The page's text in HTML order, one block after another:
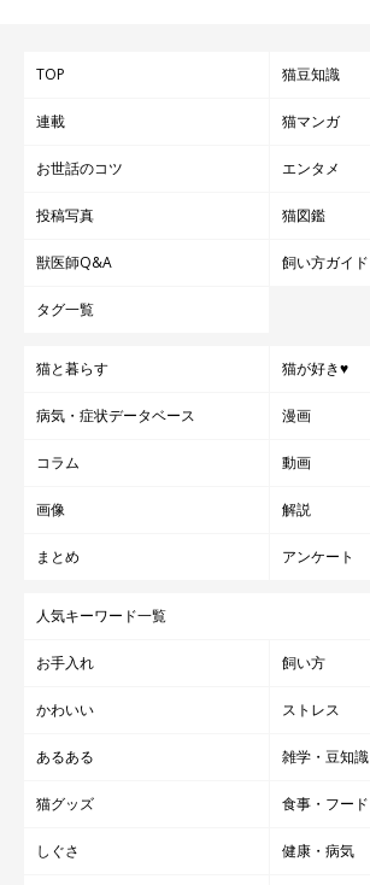
TOP 猫豆知識
連載 猫マンガ
お世話のコツ エンタメ
投稿写真 猫図鑑
獣医師Q&A 飼い方ガイド
タグ一覧
猫と暮らす 猫が好き♥
病気・症状データベース 漫画
コラム 動画
画像 解説
まとめ アンケート
人気キーワード一覧
お手入れ 飼い方
かわいい ストレス
あるある 雑学・豆知識
猫グッズ 食事・フード
しぐさ 健康・病気